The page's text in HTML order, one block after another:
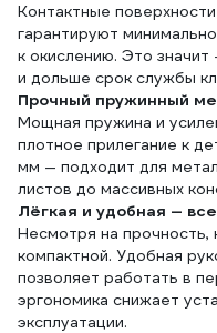
Контактные
гарантируют
к окислению. Это
и дольше срок службы
Прочный пружинный
Мощная пружина и
плотное прилегание к
мм — подходит для
листов до массивных
Лёгкая и удобная —
Несмотря на прочность,
компактной. Удобная
позволяет работать в
эргономика снижает
эксплуатации.